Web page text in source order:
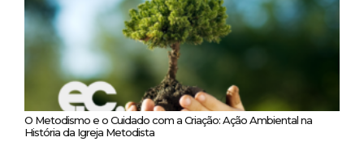
O Metodismo e o Cuidado com a Criação: Ação Ambiental na
História da Igreja Metodista